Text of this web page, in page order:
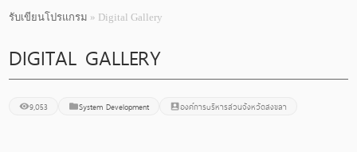
รับเขียนโปรแกรม » Digital Gallery
DIGITAL GALLERY
9,053 System Development องค์การบริหารส่วนจังหวัดสงขลา